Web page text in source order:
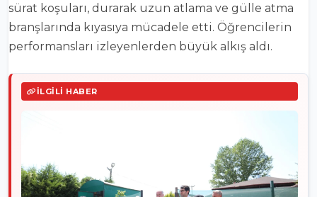
sürat koşuları, durarak uzun atlama ve gülle atma
branşlarında kıyasıya mücadele etti. Öğrencilerin
performansları izleyenlerden büyük alkış aldı.
İLGILI HABER